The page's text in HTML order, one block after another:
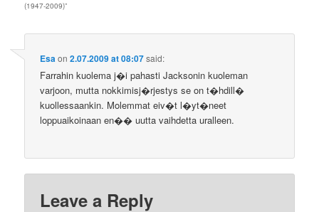
(1947-2009)”
Esaon2.07.2009 at 08:07said:
Farrahin kuolema j�i pahasti Jacksonin kuoleman
varjoon, mutta nokkimisj�rjestys se on t�hdill�
kuollessaankin. Molemmat eiv�t l�yt�neet
loppuaikoinaan en�� uutta vaihdetta uralleen.
Leave a Reply